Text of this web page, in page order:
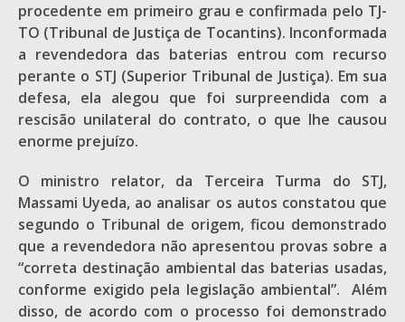
procedente em primeiro grau e confirmada pelo TJ-
TO (Tribunal de Justiça de Tocantins). Inconformada
a revendedora das baterias entrou com recurso
perante o STJ (Superior Tribunal de Justiça). Em sua
defesa, ela alegou que foi surpreendida com a
rescisão unilateral do contrato, o que lhe causou
enorme prejuízo.
O ministro relator, da Terceira Turma do STJ,
Massami Uyeda, ao analisar os autos constatou que
segundo o Tribunal de origem, ficou demonstrado
que a revendedora não apresentou provas sobre a
“correta destinação ambiental das baterias usadas,
conforme exigido pela legislação ambiental”. Além
disso, de acordo com o processo foi demonstrado